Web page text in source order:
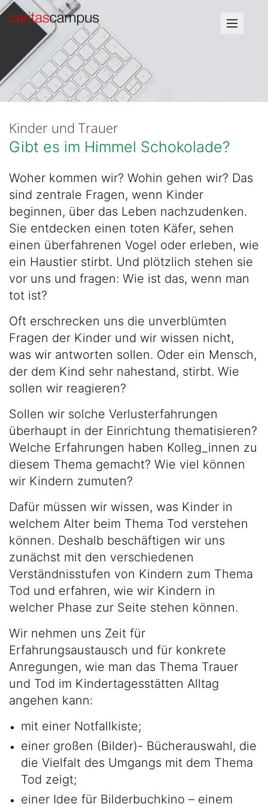
Kinder und Trauer
Gibt es im Himmel Schokolade?
Woher kommen wir? Wohin gehen wir? Das
sind zentrale Fragen, wenn Kinder
beginnen, über das Leben nachzudenken.
Sie entdecken einen toten Käfer, sehen
einen überfahrenen Vogel oder erleben, wie
ein Haustier stirbt. Und plötzlich stehen sie
vor uns und fragen: Wie ist das, wenn man
tot ist?
Oft erschrecken uns die unverblümten
Fragen der Kinder und wir wissen nicht,
was wir antworten sollen. Oder ein Mensch,
der dem Kind sehr nahestand, stirbt. Wie
sollen wir reagieren?
Sollen wir solche Verlusterfahrungen
überhaupt in der Einrichtung thematisieren?
Welche Erfahrungen haben Kolleg_innen zu
diesem Thema gemacht? Wie viel können
wir Kindern zumuten?
Dafür müssen wir wissen, was Kinder in
welchem Alter beim Thema Tod verstehen
können. Deshalb beschäftigen wir uns
zunächst mit den verschiedenen
Verständnisstufen von Kindern zum Thema
Tod und erfahren, wie wir Kindern in
welcher Phase zur Seite stehen können.
Wir nehmen uns Zeit für
Erfahrungsaustausch und für konkrete
Anregungen, wie man das Thema Trauer
und Tod im Kindertagesstätten Alltag
angehen kann:
mit einer Notfallkiste;
einer großen (Bilder)- Bücherauswahl, die
die Vielfalt des Umgangs mit dem Thema
Tod zeigt;
einer Idee für Bilderbuchkino – einem